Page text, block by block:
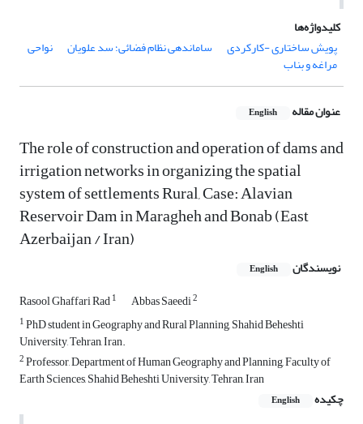
کلیدواژه‌ها
پویش ساختاری -کارکردی
ساماندهی نظام فضائی؛ سد علویان نواحی
مراغه و بناب
عنوان مقاله English
The role of construction and operation of dams and
irrigation networks in organizing the spatial
system of settlements Rural, Case: Alavian
Reservoir Dam in Maragheh and Bonab (East
Azerbaijan / Iran)
نویسندگان English
Rasool Ghaffari Rad1 Abbas Saeedi2
1PhD student in Geography and Rural Planning, Shahid Beheshti
University, Tehran, Iran.
2Professor, Department of Human Geography and Planning, Faculty of
Earth Sciences, Shahid Beheshti University, Tehran, Iran
چکیده
English